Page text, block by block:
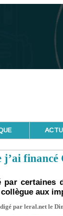
financé
certaines
aux
par leral.net le